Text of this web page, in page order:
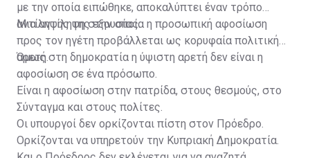
με την οποία ειπώθηκε, αποκαλύπτει έναν τρόπο
αντίληψης της εξουσίας.
Μια αντίληψη στην οποία η προσωπική αφοσίωση
προς τον ηγέτη προβάλλεται ως κορυφαία πολιτική
αρετή.
Όμως στη δημοκρατία η ύψιστη αρετή δεν είναι η
αφοσίωση σε ένα πρόσωπο.
Είναι η αφοσίωση στην πατρίδα, στους θεσμούς, στο
Σύνταγμα και στους πολίτες.
Οι υπουργοί δεν ορκίζονται πίστη στον Πρόεδρο.
Ορκίζονται να υπηρετούν την Κυπριακή Δημοκρατία.